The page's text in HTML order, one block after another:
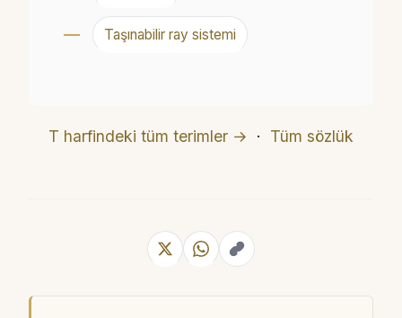
Taşınabilir ray sistemi
T harfindeki tüm terimler → · Tüm sözlük